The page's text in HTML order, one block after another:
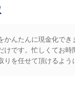
んたんに現金化でき
です。忙しくてお時
を任せて頂けるよう